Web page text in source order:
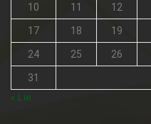
10 11 12
17 18 19
24 25 26
31
« Lie